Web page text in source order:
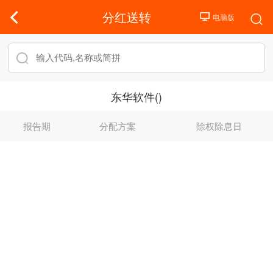
分红送转
东华软件()
报告期 分配方案 除权除息日